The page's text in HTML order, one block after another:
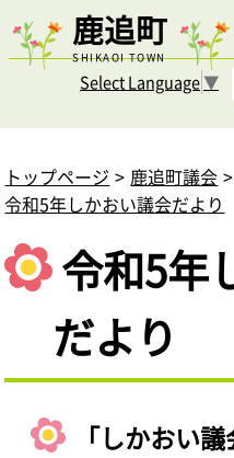
鹿追町
SHIKAOI TOWN
Select Language▼
トップページ 鹿追町議会
令和5年しかおい議会だより
令和5年
だより
「しかおい